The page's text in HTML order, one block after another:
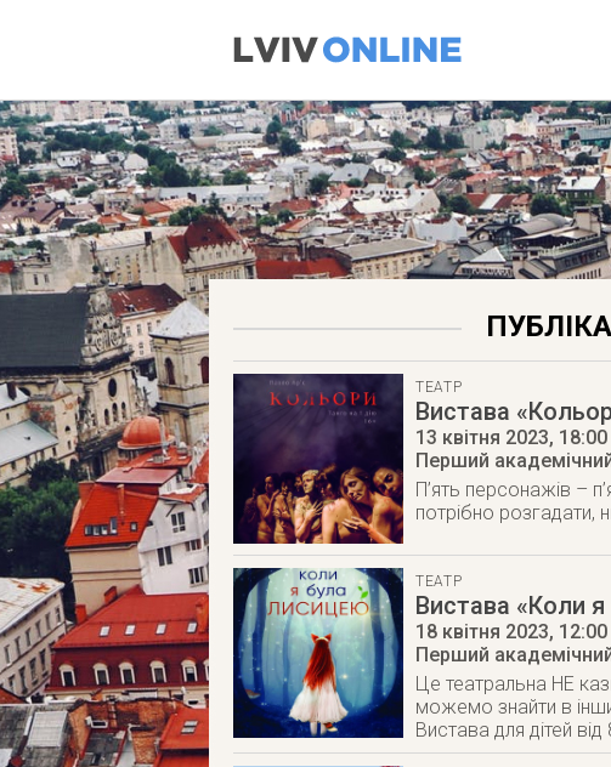
ТЕАТР
Вистава
13 квітня 2023, 18:00
Перший
П’ять персонажів –
потрібно розгадати,
ТЕАТР
Вистава «Коли
18 квітня 2023, 12:00
Перший
Це театральна НЕ
можемо знайти в
Вистава для дітей